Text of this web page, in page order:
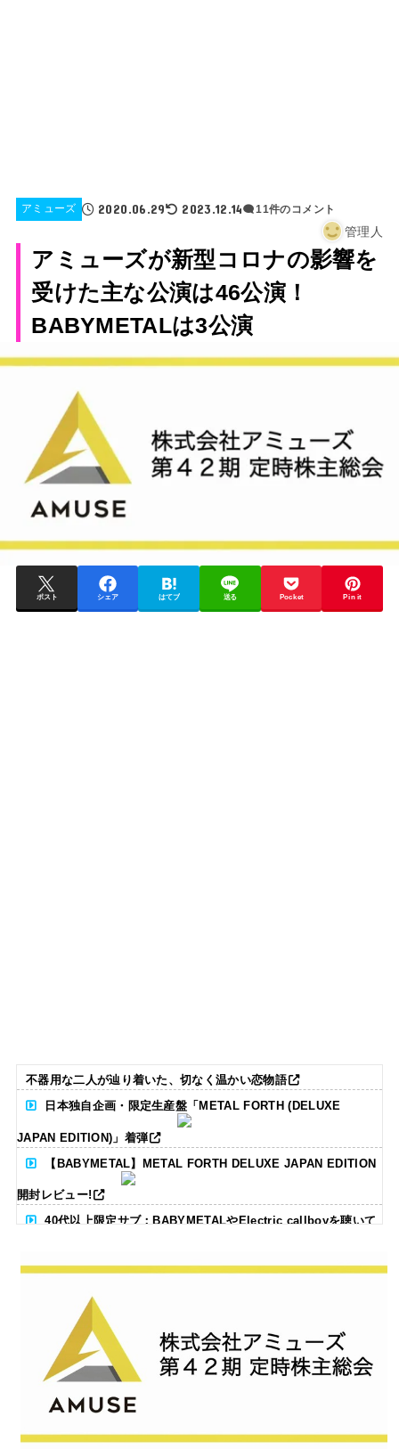
アミューズ 2020.06.29 2023.12.14 11件のコメント
管理人
アミューズが新型コロナの影響を
受けた主な公演は46公演！
BABYMETALは3公演
ポスト シェア はてブ 送る Pocket Pin it
不器用な二人が辿り着いた、切なく温かい恋物語
日本独自企画・限定生産盤「METAL FORTH (DELUXE
JAPAN EDITION)」着弾
【BABYMETAL】METAL FORTH DELUXE JAPAN EDITION
開封レビュー!
40代以上限定サブ：BABYMETALやElectric callboyを聴いて
BABYMETAL「CANNONBALL外伝」グッズ販売決定
タワーレコード新宿店にてBABYMETALのパネル展が開催中
Powered by livedoor 相互RSS